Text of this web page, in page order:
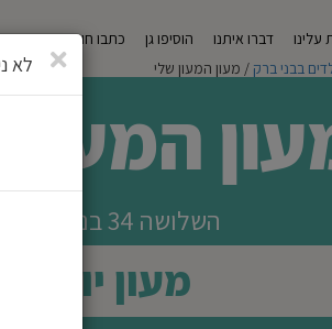
עלינו דברו איתנו הוסיפו גן כתבו חוות דעת
בבני ברק / מעון המעון שלי
המעון
השלושה 34 בני ברק
מעון יום
סגירה
לא